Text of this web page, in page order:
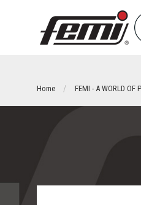
Home FEMI - A WORLD OF